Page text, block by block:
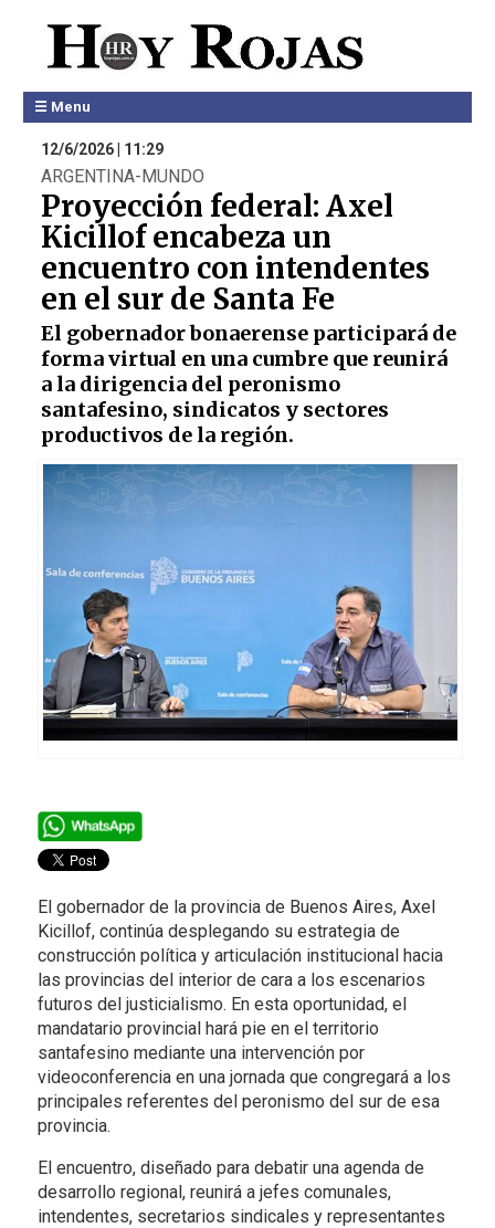
☰ Menu
12/6/2026 | 11:29
ARGENTINA-MUNDO
Proyección federal: Axel
Kicillof encabeza un
encuentro con intendentes
en el sur de Santa Fe
El gobernador bonaerense participará de
forma virtual en una cumbre que reunirá
a la dirigencia del peronismo
santafesino, sindicatos y sectores
productivos de la región.
El gobernador de la provincia de Buenos Aires, Axel
Kicillof, continúa desplegando su estrategia de
construcción política y articulación institucional hacia
las provincias del interior de cara a los escenarios
futuros del justicialismo. En esta oportunidad, el
mandatario provincial hará pie en el territorio
santafesino mediante una intervención por
videoconferencia en una jornada que congregará a los
principales referentes del peronismo del sur de esa
provincia.
El encuentro, diseñado para debatir una agenda de
desarrollo regional, reunirá a jefes comunales,
intendentes, secretarios sindicales y representantes